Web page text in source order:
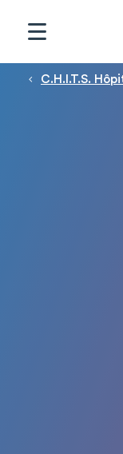
Fil d'Ariane
C.H.I.T.S.
Panneau de